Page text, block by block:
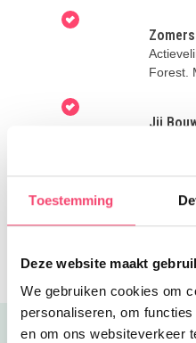
Toestemming
Deze website maakt
We gebruiken cookies om
personaliseren, om
en om ons websiteverkeer
Forest.
Jij
en Infra
Kom je
zoveel